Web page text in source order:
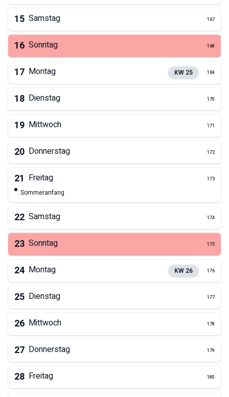
15 Samstag 167
16 Sonntag 168
17 Montag KW 25 169
18 Dienstag 170
19 Mittwoch 171
20 Donnerstag 172
21 Freitag 173
Sommeranfang
22 Samstag 174
23 Sonntag 175
24 Montag KW 26 176
25 Dienstag 177
26 Mittwoch 178
27 Donnerstag 179
28 Freitag 180